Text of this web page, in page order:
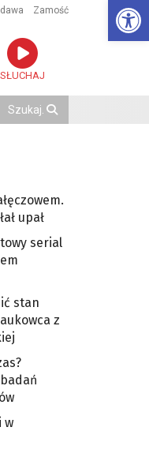
Zamość
SŁUCHAJ
upał
serial
stan
z
w